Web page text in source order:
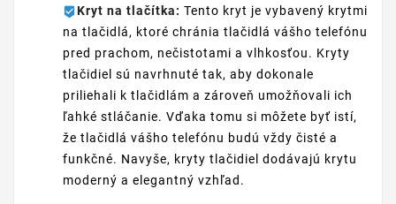
Kryt na tlačítka: Tento kryt je vybavený krytmi
na tlačidlá, ktoré chránia tlačidlá vášho telefónu
pred prachom, nečistotami a vlhkosťou. Kryty
tlačidiel sú navrhnuté tak, aby dokonale
priliehali k tlačidlám a zároveň umožňovali ich
ľahké stláčanie. Vďaka tomu si môžete byť istí,
že tlačidlá vášho telefónu budú vždy čisté a
funkčné. Navyše, kryty tlačidiel dodávajú krytu
moderný a elegantný vzhľad.